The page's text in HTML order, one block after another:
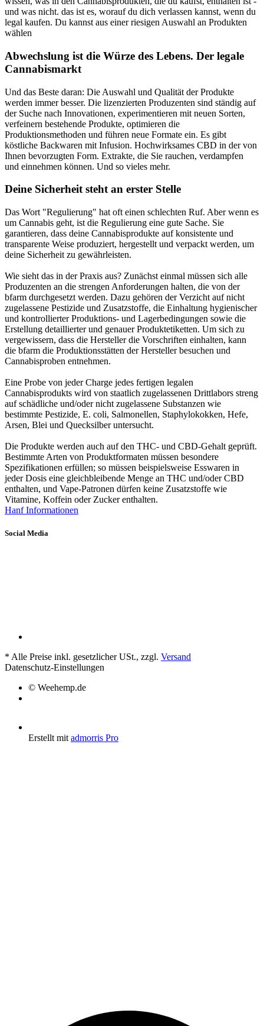
und was nicht. das ist es, worauf du dich verlassen kannst, wenn du
legal kaufen. Du kannst aus einer riesigen Auswahl an Produkten
wählen
Abwechslung ist die Würze des Lebens. Der legale
Cannabismarkt
Und das Beste daran: Die Auswahl und Qualität der Produkte
werden immer besser. Die lizenzierten Produzenten sind ständig auf
der Suche nach Innovationen, experimentieren mit neuen Sorten,
verfeinern bestehende Produkte, optimieren die
Produktionsmethoden und führen neue Formate ein. Es gibt
köstliche Backwaren mit Infusion. Hochwirksames CBD in der von
Ihnen bevorzugten Form. Extrakte, die Sie rauchen, verdampfen
und einnehmen können. Und so vieles mehr.
Deine Sicherheit steht an erster Stelle
Das Wort "Regulierung" hat oft einen schlechten Ruf. Aber wenn es
um Cannabis geht, ist die Regulierung eine gute Sache. Sie
garantieren, dass deine Cannabisprodukte auf konsistente und
transparente Weise produziert, hergestellt und verpackt werden, um
deine Sicherheit zu gewährleisten.
Wie sieht das in der Praxis aus? Zunächst einmal müssen sich alle
Produzenten an die strengen Anforderungen halten, die von der
bfarm durchgesetzt werden. Dazu gehören der Verzicht auf nicht
zugelassene Pestizide und Zusatzstoffe, die Einhaltung hygienischer
und kontrollierter Produktions- und Lagerbedingungen sowie die
Erstellung detaillierter und genauer Produktetiketten. Um sich zu
vergewissern, dass die Hersteller die Vorschriften einhalten, kann
die bfarm die Produktionsstätten der Hersteller besuchen und
Cannabisproben entnehmen.
Eine Probe von jeder Charge jedes fertigen legalen
Cannabisprodukts wird von staatlich zugelassenen Drittlabors streng
auf schädliche und/oder nicht zugelassene Substanzen wie
bestimmte Pestizide, E. coli, Salmonellen, Staphylokokken, Hefe,
Arsen, Blei und Quecksilber untersucht.
Die Produkte werden auch auf den THC- und CBD-Gehalt geprüft.
Bestimmte Arten von Produktformaten müssen besondere
Spezifikationen erfüllen; so müssen beispielsweise Esswaren in
jeder Dosis eine gleichbleibende Menge an THC und/oder CBD
enthalten, und Vape-Patronen dürfen keine Zusatzstoffe wie
Vitamine, Koffein oder Zucker enthalten.
Hanf Informationen
Social Media
* Alle Preise inkl. gesetzlicher USt., zzgl. Versand
Datenschutz-Einstellungen
© Weehemp.de
Erstellt mitadmorris Pro